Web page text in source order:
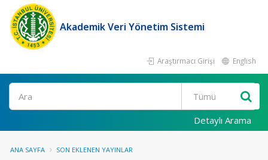
Akademik Veri Yönetim Sistemi
Araştırmacı Girişi English
Ara
Detaylı Arama
ANA SAYFA SON EKLENEN YAYINLAR